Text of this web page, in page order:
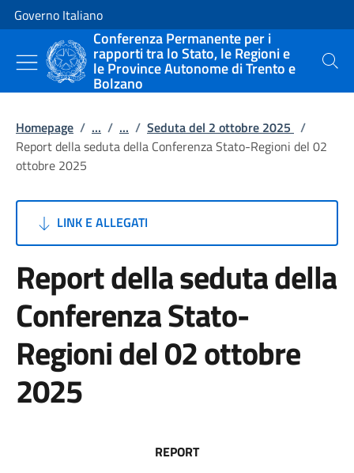
Vai al contenuto
Vai alla navigazione del sito
Governo Italiano
Conferenza Permanente per i
rapporti tra lo Stato, le Regioni e
le Province Autonome di Trento e
Bolzano
Cerca
Homepage / ... / ... / Seduta del 2 ottobre 2025 /
Report della seduta della Conferenza Stato-Regioni del 02
ottobre 2025
LINK E ALLEGATI
Report della seduta della
Conferenza Stato-
Regioni del 02 ottobre
2025
REPORT